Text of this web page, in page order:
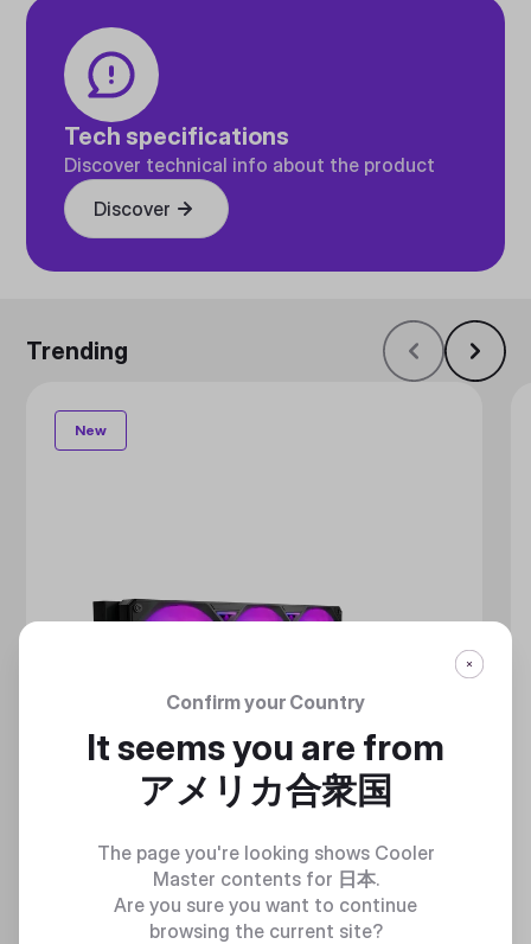
Tech specifications
Discover technical info about the product
Discover
Trending
New
Confirm your Country
It seems you are from
アメリカ合衆国
The page you're looking shows Cooler
Master contents for 日本.
Are you sure you want to continue
browsing the current site?